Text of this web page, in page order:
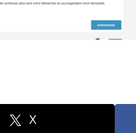
X